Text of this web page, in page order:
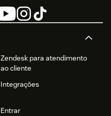
Zendesk para atendimento
ao cliente
Integrações
Entrar